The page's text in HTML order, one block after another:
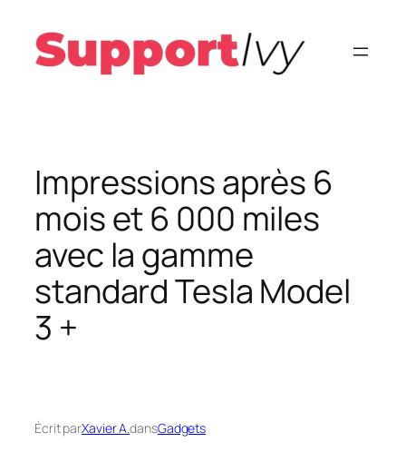
contenu
Impressions après 6
mois et 6 000 miles
avec la gamme
standard Tesla Model
3 +
Écrit parXavier A.dansGadgets